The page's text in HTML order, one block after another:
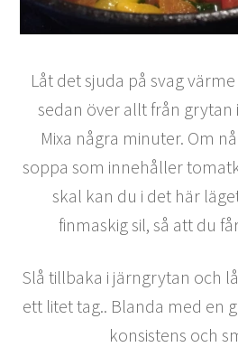
Låt det sjuda på svag
sedan över allt från grytan
Mixa några minuter. Om
soppa som innehåller
skal kan du i det här
finmaskig sil, så att du
Slå tillbaka i järngrytan och
ett litet tag.. Blanda med en
konsistens och